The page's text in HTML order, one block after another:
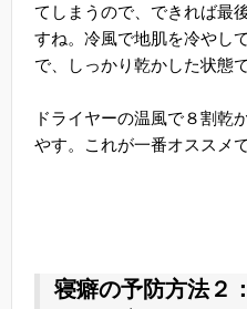
てしまうので、できれば最
すね。冷風で地肌を冷やし
で、しっかり乾かした状態
ドライヤーの温風で８割乾
やす。これが一番オススメで
寝癖の予防方法２